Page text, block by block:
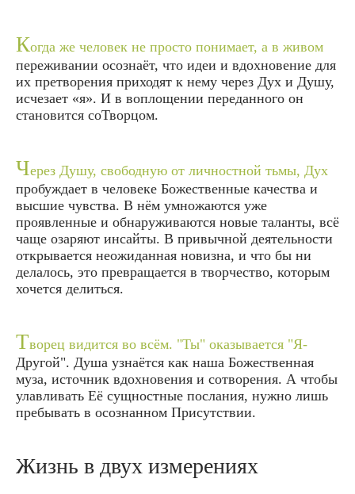
Когда же человек не просто понимает, а в живом
переживании осознаёт, что идеи и вдохновение для
их претворения приходят к нему через Дух и Душу,
исчезает «я». И в воплощении переданного он
становится соТворцом.
Через Душу, свободную от личностной тьмы, Дух
пробуждает в человеке Божественные качества и
высшие чувства. В нём умножаются уже
проявленные и обнаруживаются новые таланты, всё
чаще озаряют инсайты. В привычной деятельности
открывается неожиданная новизна, и что бы ни
делалось, это превращается в творчество, которым
хочется делиться.
Творец видится во всём. "Ты" оказывается "Я-
Другой". Душа узнаётся как наша Божественная
муза, источник вдохновения и сотворения. А чтобы
улавливать Её сущностные послания, нужно лишь
пребывать в осознанном Присутствии.
Жизнь в двух измерениях